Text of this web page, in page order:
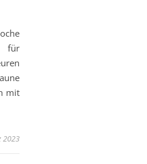
für
mit
2023